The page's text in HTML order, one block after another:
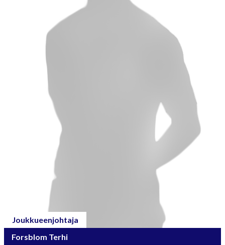
Joukkueenjohtaja
Forsblom Terhi